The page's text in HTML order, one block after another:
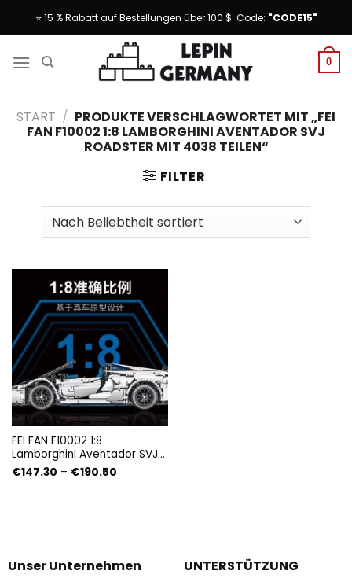
⭐ 15 % Rabatt auf Bestellungen über 100 $. Code: "CODE15"
0
START / PRODUKTE VERSCHLAGWORTET MIT „FEI
FAN F10002 1:8 LAMBORGHINI AVENTADOR SVJ
ROADSTER MIT 4038 TEILEN“
FILTER
FEI FAN F10002 1:8
Lamborghini Aventador SVJ
Roadster mit 4038 Teilen
€147.30 – €190.50Preisspanne:
Unser Unternehmen
UNTERSTÜTZUNG